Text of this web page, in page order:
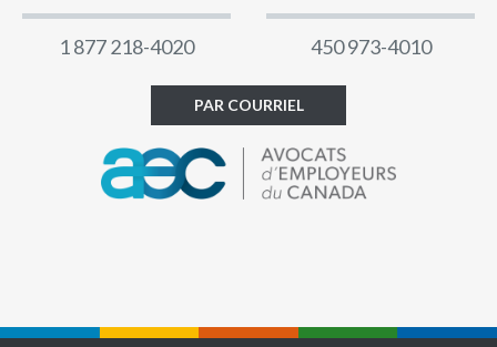
1 877 218-4020 450 973-4010
PAR COURRIEL